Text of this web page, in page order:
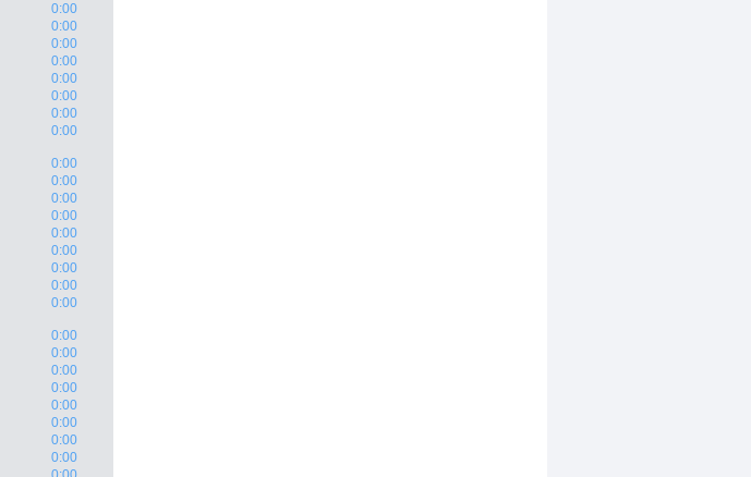
0:00
0:00
0:00
0:00
0:00
0:00
0:00
0:00
0:00
0:00
0:00
0:00
0:00
0:00
0:00
0:00
0:00
0:00
0:00
0:00
0:00
0:00
0:00
0:00
0:00